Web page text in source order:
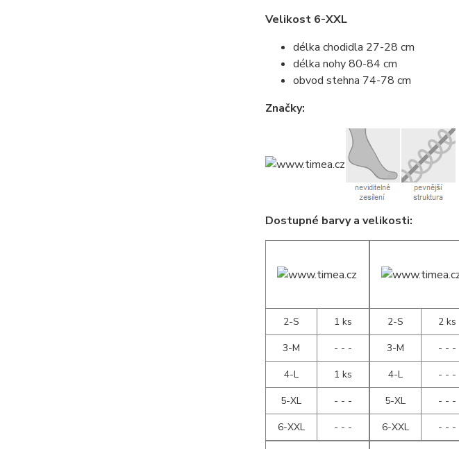
Velikost 6-XXL
délka chodidla 27-28 cm
délka nohy 80-84 cm
obvod stehna 74-78 cm
Značky:
Dostupné barvy a velikosti:
2-S
1 ks
3-M
- - -
4-L
1 ks
5-XL
- - -
6-XXL
- - -
2-S
2 ks
3-M
- - -
4-L
- - -
5-XL
- - -
6-XXL
- - -